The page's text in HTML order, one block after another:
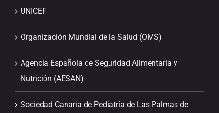
UNICEF
Organización Mundial de la Salud (OMS)
Agencia Española de Seguridad Alimentaria y
Nutrición (AESAN)
Sociedad Canaria de Pediatría de Las Palmas de